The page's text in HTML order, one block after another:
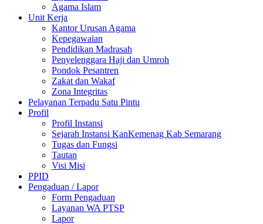
Agama Islam
Unit Kerja
Kantor Urusan Agama
Kepegawaian
Pendidikan Madrasah
Penyelenggara Haji dan Umroh
Pondok Pesantren
Zakat dan Wakaf
Zona Integritas
Pelayanan Terpadu Satu Pintu
Profil
Profil Instansi
Sejarah Instansi KanKemenag Kab Semarang
Tugas dan Fungsi
Tautan
Visi Misi
PPID
Pengaduan / Lapor
Form Pengaduan
Layanan WA PTSP
Lapor